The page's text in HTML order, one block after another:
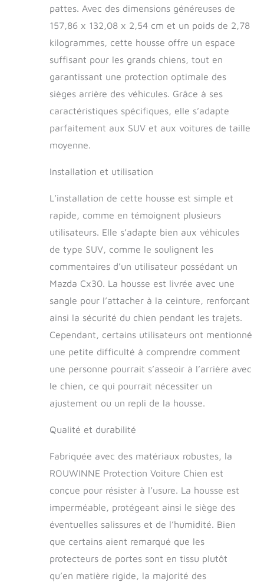
les familles avec
celles ayant de plus
grands chiens.
【Fond Dur Solide
Charge de 181 kg】
Cette housse de
protection pour
voiture est équipée
d'une plaque de fond
à fond souple. Avec
son poids de 1,68 kg
(plus lourd que les
plaques standard de
1,22 kg), elle assure
une durabilité
exceptionnelle tout
en restant facile à
plier. 【Matériaux
Durables,
Faciles à Nettoyer】
Fabriquée à partir de
matériaux premium à
tissu oxford 4x4
haute densité, cette
les modèles
système multi-
couches étanche,
revêtement PU et une
couche TPU, protège
efficacement contre
l'humidité et la saleté.
【Protection 100 %
Imperméable pour
pattes. Avec des dimensions généreuses de
157,86 x 132,08 x 2,54 cm et un poids de 2,78
kilogrammes, cette housse offre un espace
suffisant pour les grands chiens, tout en
garantissant une protection optimale des
sièges arrière des véhicules. Grâce à ses
caractéristiques spécifiques, elle s’adapte
parfaitement aux SUV et aux voitures de taille
moyenne.
Installation et utilisation
L’installation de cette housse est simple et
rapide, comme en témoignent plusieurs
utilisateurs. Elle s’adapte bien aux véhicules
de type SUV, comme le soulignent les
commentaires d’un utilisateur possédant un
Mazda Cx30. La housse est livrée avec une
sangle pour l’attacher à la ceinture, renforçant
ainsi la sécurité du chien pendant les trajets.
Cependant, certains utilisateurs ont mentionné
une petite difficulté à comprendre comment
une personne pourrait s’asseoir à l’arrière avec
le chien, ce qui pourrait nécessiter un
ajustement ou un repli de la housse.
Qualité et durabilité
Fabriquée avec des matériaux robustes, la
ROUWINNE Protection Voiture Chien est
conçue pour résister à l’usure. La housse est
imperméable, protégeant ainsi le siège des
éventuelles salissures et de l’humidité. Bien
que certains aient remarqué que les
protecteurs de portes sont en tissu plutôt
qu’en matière rigide, la majorité des